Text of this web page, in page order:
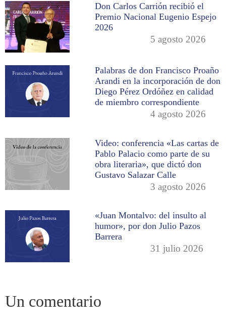
Don Carlos Carrión recibió el
Premio Nacional Eugenio Espejo
2026
5 agosto 2026
Palabras de don Francisco Proaño
Arandi en la incorporación de don
Diego Pérez Ordóñez en calidad
de miembro correspondiente
4 agosto 2026
Video: conferencia «Las cartas de
Pablo Palacio como parte de su
obra literaria», que dictó don
Gustavo Salazar Calle
3 agosto 2026
«Juan Montalvo: del insulto al
humor», por don Julio Pazos
Barrera
31 julio 2026
Un comentario